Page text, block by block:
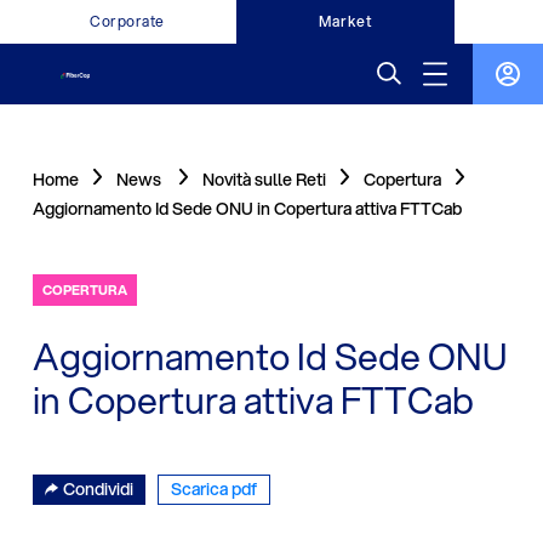
Corporate Market
Home News Novità sulle Reti
Copertura
Aggiornamento Id Sede ONU in Copertura attiva FTTCab
COPERTURA
Aggiornamento Id Sede ONU
in Copertura attiva FTTCab
Condividi Scarica pdf